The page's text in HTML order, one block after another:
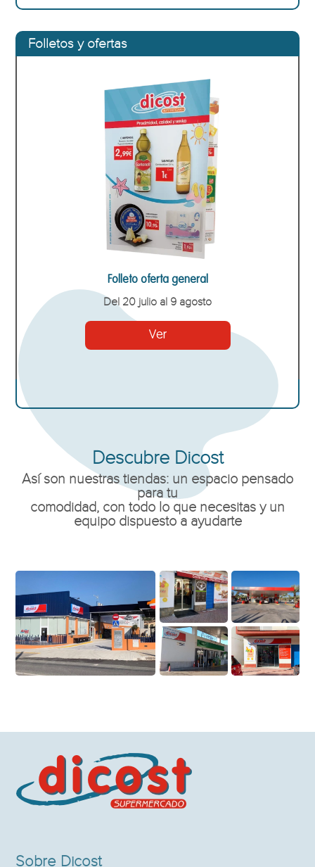
Folletos y ofertas
Folleto oferta general
Del 20 julio al 9 agosto
Ver
Descubre Dicost
Así son nuestras tiendas: un espacio pensado
para tu
comodidad, con todo lo que necesitas y un
equipo dispuesto a ayudarte
Sobre Dicost